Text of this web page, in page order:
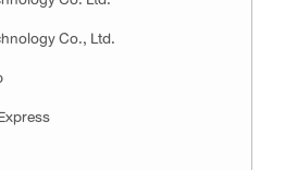
Co., Ltd.